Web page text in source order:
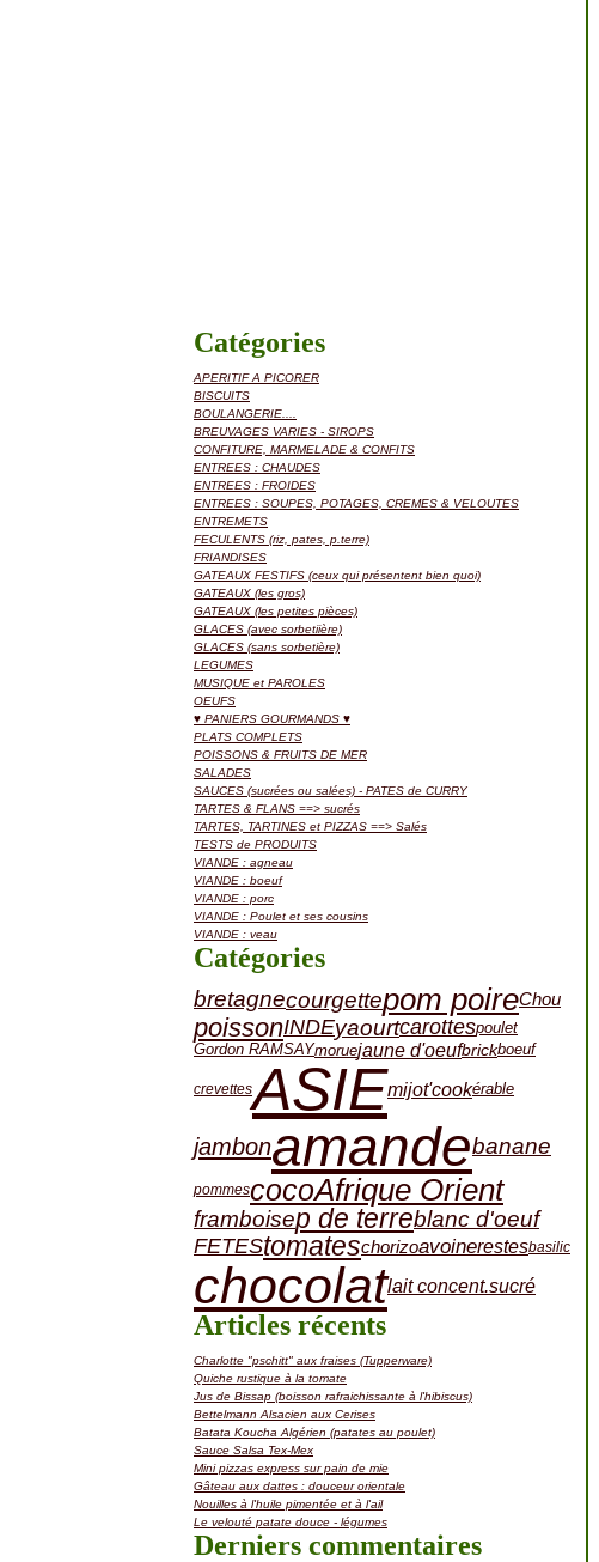
Catégories
APERITIF A PICORER
BISCUITS
BOULANGERIE....
BREUVAGES VARIES - SIROPS
CONFITURE, MARMELADE & CONFITS
ENTREES : CHAUDES
ENTREES : FROIDES
ENTREES : SOUPES, POTAGES, CREMES & VELOUTES
ENTREMETS
FECULENTS (riz, pates, p.terre)
FRIANDISES
GATEAUX FESTIFS (ceux qui présentent bien quoi)
GATEAUX (les gros)
GATEAUX (les petites pièces)
GLACES (avec sorbetiière)
GLACES (sans sorbetière)
LEGUMES
MUSIQUE et PAROLES
OEUFS
♥ PANIERS GOURMANDS ♥
PLATS COMPLETS
POISSONS & FRUITS DE MER
SALADES
SAUCES (sucrées ou salées) - PATES de CURRY
TARTES & FLANS ==> sucrés
TARTES, TARTINES et PIZZAS ==> Salés
TESTS de PRODUITS
VIANDE : agneau
VIANDE : boeuf
VIANDE : porc
VIANDE : Poulet et ses cousins
VIANDE : veau
Catégories
bretagnecourgettepom poireChou
poissonINDEyaourtcarottespoulet
Gordon RAMSAYmoruejaune d'oeufbrickboeuf
crevettesASIEmijot'cookérable
jambonamandebanane
pommescocoAfrique Orient
framboisep de terreblanc d'oeuf
FETEStomateschorizoavoinerestesbasilic
chocolatlait concent.sucré
Articles récents
Charlotte "pschitt" aux fraises (Tupperware)
Quiche rustique à la tomate
Jus de Bissap (boisson rafraichissante à l'hibiscus)
Bettelmann Alsacien aux Cerises
Batata Koucha Algérien (patates au poulet)
Sauce Salsa Tex-Mex
Mini pizzas express sur pain de mie
Gâteau aux dattes : douceur orientale
Nouilles à l'huile pimentée et à l'ail
Le velouté patate douce - légumes
Derniers commentaires